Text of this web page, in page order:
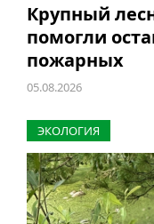
Крупный
помогли
пожарных
05.08.2026
ЭКОЛОГИЯ